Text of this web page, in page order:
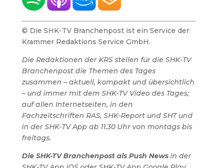
© Die SHK-TV Branchenpost ist ein Service der
Krammer Redaktions Service GmbH.
Die Redaktionen der KRS stellen für die SHK-TV
Branchenpost die Themen des Tages
zusammen – aktuell, kompakt und übersichtlich
– und immer mit dem SHK-TV Video des Tages;
auf allen Internetseiten, in den
Fachzeitschriften RAS, SHK-Report und SHT und
in der SHK-TV App ab 11.30 Uhr von montags bis
freitags.
Die SHK-TV Branchenpost als Push Newsin der